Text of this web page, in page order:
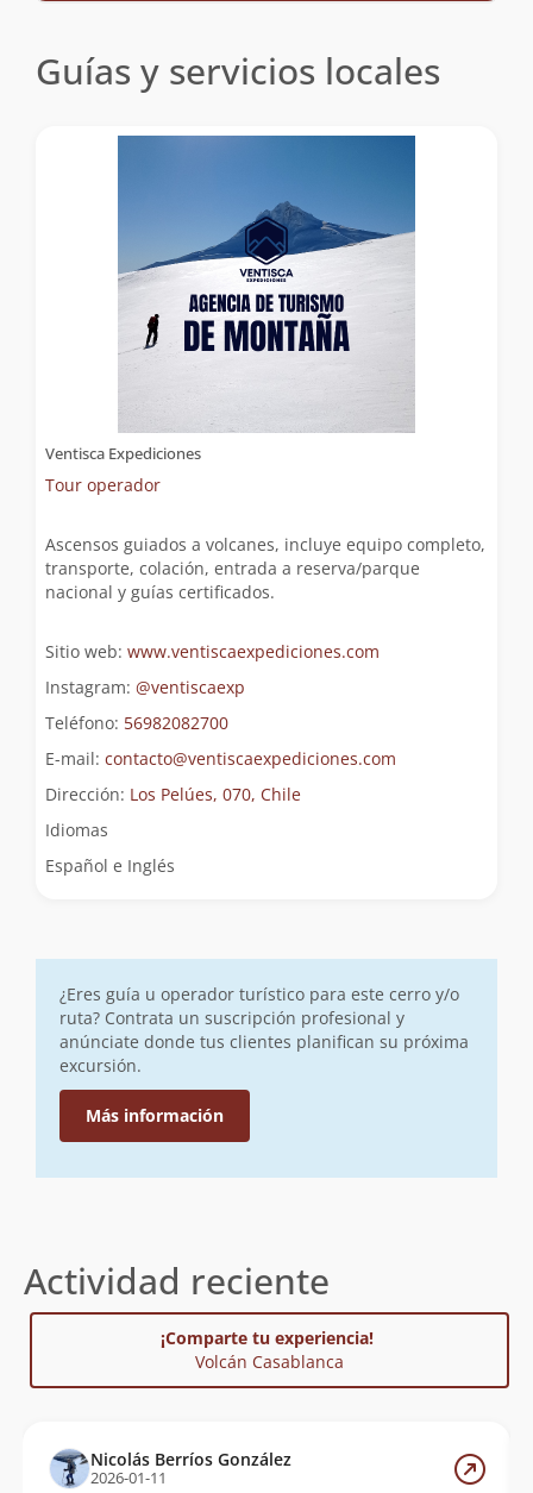
Guías y servicios locales
Ventisca Expediciones
Tour operador
Ascensos guiados a volcanes, incluye equipo completo,
transporte, colación, entrada a reserva/parque
nacional y guías certificados.
Sitio web: www.ventiscaexpediciones.com
Instagram: @ventiscaexp
Teléfono: 56982082700
E-mail: contacto@ventiscaexpediciones.com
Dirección: Los Pelúes, 070, Chile
Idiomas
Español e Inglés
¿Eres guía u operador turístico para este cerro y/o
ruta? Contrata un suscripción profesional y
anúnciate donde tus clientes planifican su próxima
excursión.
Más información
Actividad reciente
¡Comparte tu experiencia!
Volcán Casablanca
Nicolás Berríos González
2026-01-11